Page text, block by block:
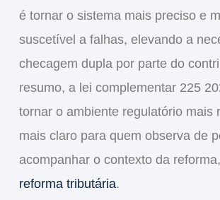
é tornar o sistema mais preciso e
suscetível a falhas, elevando a
checagem dupla por parte do
resumo, a lei complementar 225
tornar o ambiente regulatório mais
mais claro para quem observa de
acompanhar o contexto da
reforma tributária.